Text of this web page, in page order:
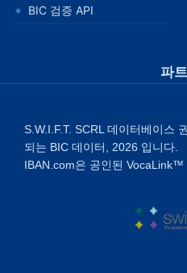
BIC 검증 API
파
S.W.I.F.T. SCRL 데이터베이스
되는 BIC 데이터, 2026 입니다.
IBAN.com은 공인된 VocaLink™